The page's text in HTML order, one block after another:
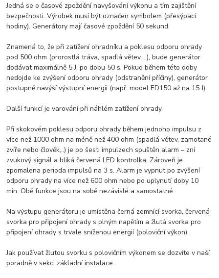
Jedná se o časové zpoždění navyšování výkonu a tím zajištění
bezpečnosti. Výrobek musí být označen symbolem (přesýpací
hodiny). Generátory mají časové zpoždění 50 sekund.
Znamená to, že při zatížení ohradníku a poklesu odporu ohrady
pod 500 ohm (prorostlá tráva, spadlá větev, ..), bude generátor
dodávat maximálně 5 J, po dobu 50 s. Pokud během této doby
nedojde ke zvýšení odporu ohrady (odstranění příčiny), generátor
postupně navýší výstupní energii (např. model ED150 až na 15 J).
Další funkcí je varování při náhlém zatížení ohrady.
Při skokovém poklesu odporu ohrady během jednoho impulsu z
více než 1000 ohm na méně než 400 ohm (spadlá větev, zamotané
zvíře nebo člověk,..) je po šesti impulzech spuštěn alarm – zní
zvukový signál a bliká červená LED kontrolka. Zároveň je
zpomalena perioda impulsů na 3 s. Alarm je vypnut po zvýšení
odporu ohrady na více než 600 ohm nebo po uplynutí doby 10
min. Obě funkce jsou na sobě nezávislé a samostatné.
Na výstupu generátoru je umístěna černá zemnící svorka, červená
svorka pro připojení ohrady s plným napětím a žlutá svorka pro
připojení ohrady s trvale sníženou energií (poloviční výkon).
Jak používat žlutou svorku s polovičním výkonem se dozvíte v naší
poradně v sekci základní instalace.